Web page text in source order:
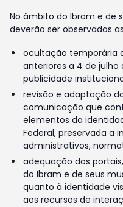
No âmbito do Ibram e de
deverão ser observadas
ocultação temporária
anteriores a 4 de
publicidade
revisão e adaptação
comunicação que
elementos da
Federal, preservada a
administrativos,
adequação dos
do Ibram e de seus
quanto à identidade
aos recursos de